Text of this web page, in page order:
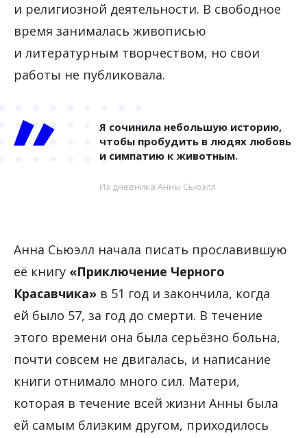
и религиозной деятельности. В свободное
время занималась живописью
и литературным творчеством, но свои
работы не публиковала.
Я сочинила небольшую историю,
чтобы пробудить в людях любовь
и симпатию к животным.
Из дневника Анны Сьюэлл
Анна Сьюэлл начала писать прославившую
её книгу «Приключение Черного
Красавчика» в 51 год и закончила, когда
ей было 57, за год до смерти. В течение
этого времени она была серьёзно больна,
почти совсем не двигалась, и написание
книги отнимало много сил. Матери,
которая в течение всей жизни Анны была
ей самым близким другом, приходилось